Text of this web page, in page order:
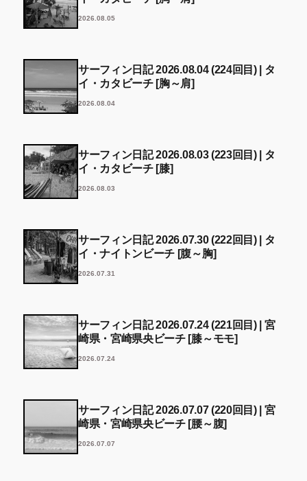
2026.08.05
サーフィン日記 2026.08.04 (224回目) | タ
イ・カタビーチ [胸～肩]
2026.08.04
サーフィン日記 2026.08.03 (223回目) | タ
イ・カタビーチ [膝]
2026.08.03
サーフィン日記 2026.07.30 (222回目) | タ
イ・ナイトンビーチ [腹～胸]
2026.07.31
サーフィン日記 2026.07.24 (221回目) | 宮
崎県・宮崎県央ビーチ [膝～モモ]
2026.07.24
サーフィン日記 2026.07.07 (220回目) | 宮
崎県・宮崎県央ビーチ [腰～腹]
2026.07.07